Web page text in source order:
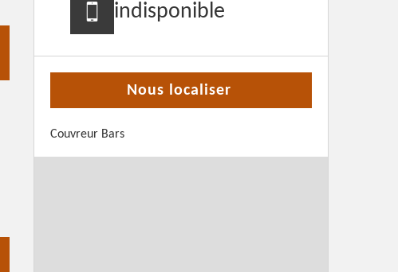
indisponible
Nous localiser
Couvreur Bars